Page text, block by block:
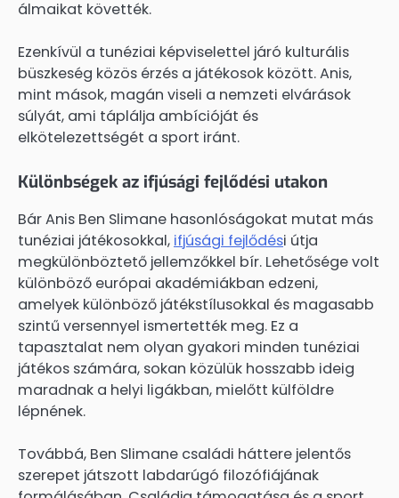
álmaikat követték.
Ezenkívül a tunéziai képviselettel járó kulturális
büszkeség közös érzés a játékosok között. Anis,
mint mások, magán viseli a nemzeti elvárások
súlyát, ami táplálja ambícióját és
elkötelezettségét a sport iránt.
Különbségek az ifjúsági fejlődési utakon
Bár Anis Ben Slimane hasonlóságokat mutat más
tunéziai játékosokkal, ifjúsági fejlődési útja
megkülönböztető jellemzőkkel bír. Lehetősége volt
különböző európai akadémiákban edzeni,
amelyek különböző játékstílusokkal és magasabb
szintű versennyel ismertették meg. Ez a
tapasztalat nem olyan gyakori minden tunéziai
játékos számára, sokan közülük hosszabb ideig
maradnak a helyi ligákban, mielőtt külföldre
lépnének.
Továbbá, Ben Slimane családi háttere jelentős
szerepet játszott labdarúgó filozófiájának